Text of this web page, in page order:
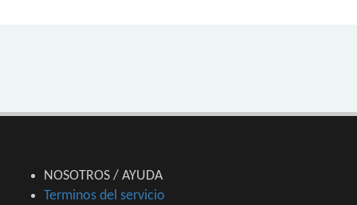
NOSOTROS / AYUDA
Terminos del servicio